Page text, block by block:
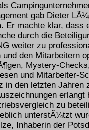
gab Dieter
Er machte klar, dass
durch die
weiter zu
und den Mitarbeitern
Mystery-
und Mitarbeiter-
in den letzten
zu
unterstÃ¼tzt
Inhaberin der